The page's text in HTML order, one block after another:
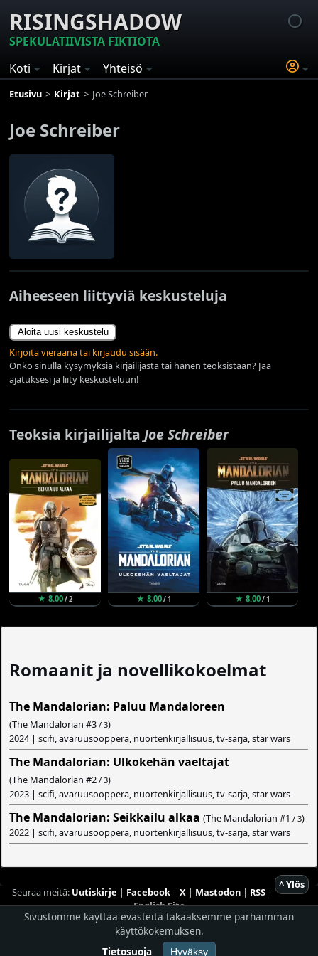
RISINGSHADOW
SPEKULATIIVISTA FIKTIOTA
Koti
Kirjat Yhteisö
Etusivu Kirjat Joe Schreiber
Joe Schreiber
Aiheeseen liittyviä keskusteluja
Aloita uusi keskustelu
Kirjoita vieraana tai kirjaudu sisään.
Onko sinulla kysymyksiä kirjailijasta tai hänen teoksistaan? Jaa
ajatuksesi ja liity keskusteluun!
Teoksia kirjailijaltaJoe Schreiber
★ 8.00/ 2 ★ 8.00/ 1 ★ 8.00/ 1
Romaanit ja novellikokoelmat
The Mandalorian: Paluu Mandaloreen
(The Mandalorian #3 / 3)
2024 | scifi, avaruusooppera, nuortenkirjallisuus, tv-sarja, star wars
The Mandalorian: Ulkokehän vaeltajat
(The Mandalorian #2 / 3)
2023 | scifi, avaruusooppera, nuortenkirjallisuus, tv-sarja, star wars
The Mandalorian: Seikkailu alkaa (The Mandalorian #1 / 3)
2022 | scifi, avaruusooppera, nuortenkirjallisuus, tv-sarja, star wars
^ Ylös
Seuraa meitä: Uutiskirje | Facebook| X| Mastodon| RSS|
English Site
Hostingpalvelun tarjoaaPlaneetta Internet Oy
© 1996 - 2026 Risingshadow. Kaikki oikeudet pidätetään.
Sivustomme käyttää evästeitä takaaksemme parhaimman
käyttökokemuksen.
Tietosuoja
Hyväksy